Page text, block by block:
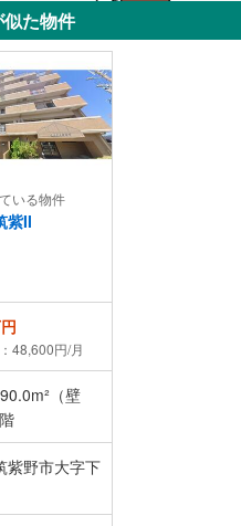
た物件
いる物件
紫II
48,600円/月
90.0m²（壁
紫野市大字下